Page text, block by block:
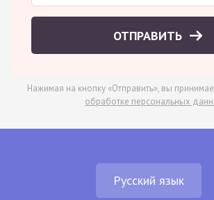
ОТПРАВИТЬ
Нажимая на кнопку «Отправить», вы
обработке персональных
Русский язык